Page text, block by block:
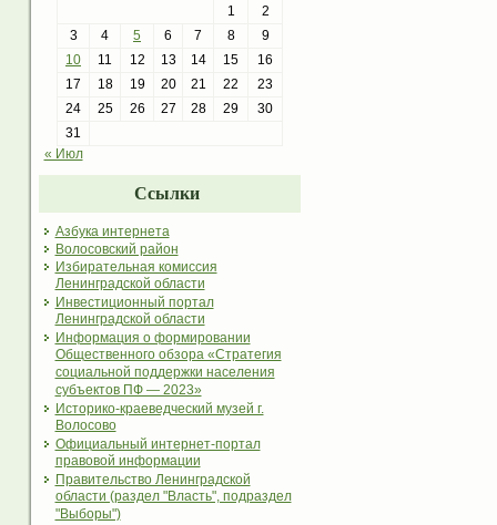
1
2
3
4 5 6 7 8
9
10
11 12 13 14 15
16
17
18 19 20 21 22
23
24
25 26 27 28 29
30
31
« Июл
Ссылки
Азбука интернета
Волосовский район
Избирательная комиссия
Ленинградской области
Инвестиционный портал
Ленинградской области
Информация о формировании
Общественного обзора «Стратегия
социальной поддержки населения
субъектов ПФ — 2023»
Историко-краеведческий музей г.
Волосово
Официальный интернет-портал
правовой информации
Правительство Ленинградской
области (раздел "Власть", подраздел
"Выборы")